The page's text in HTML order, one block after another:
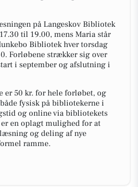
på Langeskov Bibliotek
til 19.00, mens Maria står
Bibliotek hver torsdag
Forløbene strækker sig over
i september og afslutning i
er 50 kr. for hele forløbet, og
fysisk på bibliotekerne i
og online via bibliotekets
en oplagt mulighed for at
og deling af nye
ramme.